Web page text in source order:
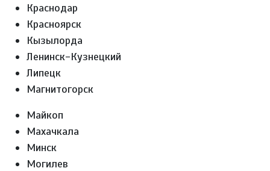
Краснодар
Красноярск
Кызылорда
Ленинск-Кузнецкий
Липецк
Магнитогорск
Майкоп
Махачкала
Минск
Могилев